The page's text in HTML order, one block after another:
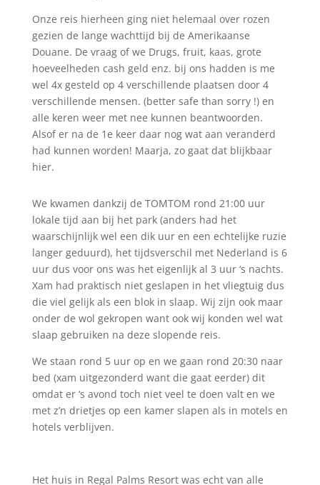
Onze reis hierheen ging niet helemaal over rozen
gezien de lange wachttijd bij de Amerikaanse
Douane. De vraag of we Drugs, fruit, kaas, grote
hoeveelheden cash geld enz. bij ons hadden is me
wel 4x gesteld op 4 verschillende plaatsen door 4
verschillende mensen. (better safe than sorry !) en
alle keren weer met nee kunnen beantwoorden.
Alsof er na de 1e keer daar nog wat aan veranderd
had kunnen worden! Maarja, zo gaat dat blijkbaar
hier.
We kwamen dankzij de TOMTOM rond 21:00 uur
lokale tijd aan bij het park (anders had het
waarschijnlijk wel een dik uur en een echtelijke ruzie
langer geduurd), het tijdsverschil met Nederland is 6
uur dus voor ons was het eigenlijk al 3 uur ‘s nachts.
Xam had praktisch niet geslapen in het vliegtuig dus
die viel gelijk als een blok in slaap. Wij zijn ook maar
onder de wol gekropen want ook wij konden wel wat
slaap gebruiken na deze slopende reis.
We staan rond 5 uur op en we gaan rond 20:30 naar
bed (xam uitgezonderd want die gaat eerder) dit
omdat er ‘s avond toch niet veel te doen valt en we
met z’n drietjes op een kamer slapen als in motels en
hotels verblijven.
Het huis in Regal Palms Resort was echt van alle